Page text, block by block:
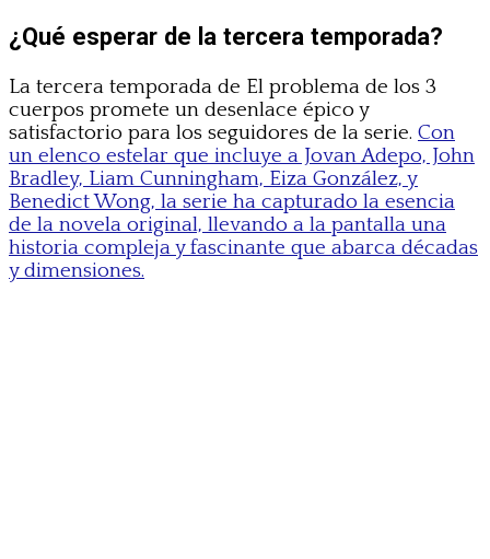
¿Qué esperar de la tercera temporada?
La tercera temporada de El problema de los 3
cuerpos promete un desenlace épico y
satisfactorio para los seguidores de la serie. Con
un elenco estelar que incluye a Jovan Adepo, John
Bradley, Liam Cunningham, Eiza González, y
Benedict Wong, la serie ha capturado la esencia
de la novela original, llevando a la pantalla una
historia compleja y fascinante que abarca décadas
y dimensiones.